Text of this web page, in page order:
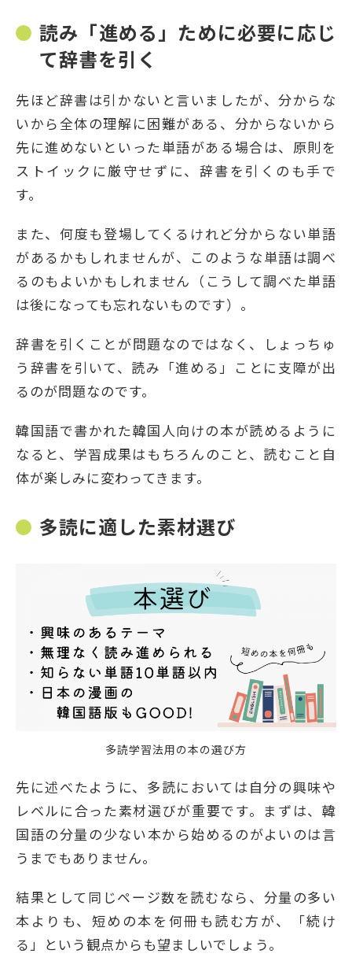
読み「進める」ために必要に応じ
て辞書を引く
先ほど辞書は引かないと言いましたが、分からな
いから全体の理解に困難がある、分からないから
先に進めないといった単語がある場合は、原則を
ストイックに厳守せずに、辞書を引くのも手で
す。
また、何度も登場してくるけれど分からない単語
があるかもしれませんが、このような単語は調べ
るのもよいかもしれません（こうして調べた単語
は後になっても忘れないものです）。
辞書を引くことが問題なのではなく、しょっちゅ
う辞書を引いて、読み「進める」ことに支障が出
るのが問題なのです。
韓国語で書かれた韓国人向けの本が読めるように
なると、学習成果はもちろんのこと、読むこと自
体が楽しみに変わってきます。
多読に適した素材選び
多読学習法用の本の選び方
先に述べたように、多読においては自分の興味や
レベルに合った素材選びが重要です。まずは、韓
国語の分量の少ない本から始めるのがよいのは言
うまでもありません。
結果として同じページ数を読むなら、分量の多い
本よりも、短めの本を何冊も読む方が、「続け
る」という観点からも望ましいでしょう。